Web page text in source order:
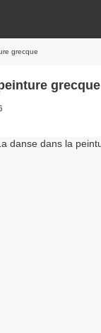
grecque
grecque